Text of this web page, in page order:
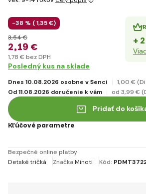
-38 % (1,35 €)
2,19 €
3,54 €
1,78 € bez DPH
+
Posledný kus na sklade
Dnes 10.08.2026 osobne v Senci 1,00 €
Od 11.08.2026 doručenie k vám
od 3,99 €
Pridať do
Kľúčové parametre
Bezpečné online platby
Detské tričká
ZnačkaMinoti Kód: